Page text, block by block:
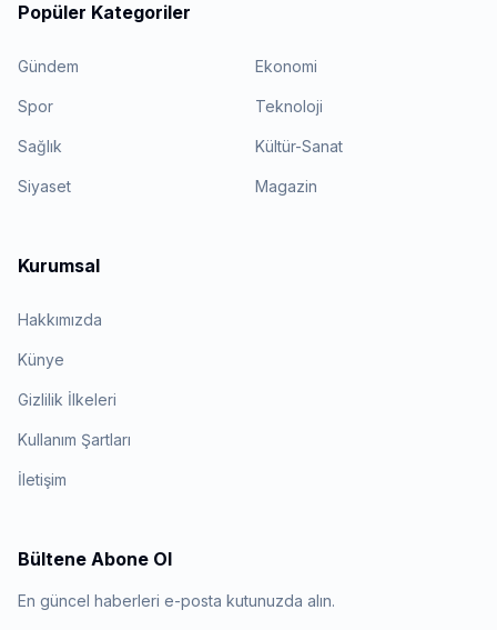
Popüler Kategoriler
Gündem Ekonomi
Spor Teknoloji
Sağlık Kültür-Sanat
Siyaset Magazin
Kurumsal
Hakkımızda
Künye
Gizlilik İlkeleri
Kullanım Şartları
İletişim
Bültene Abone Ol
En güncel haberleri e-posta kutunuzda alın.